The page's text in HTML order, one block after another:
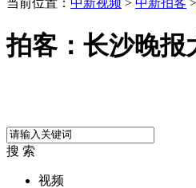
当前位置： 中新视频 > 中新拍客 >
拍客：长沙晚报
搜 索
视频